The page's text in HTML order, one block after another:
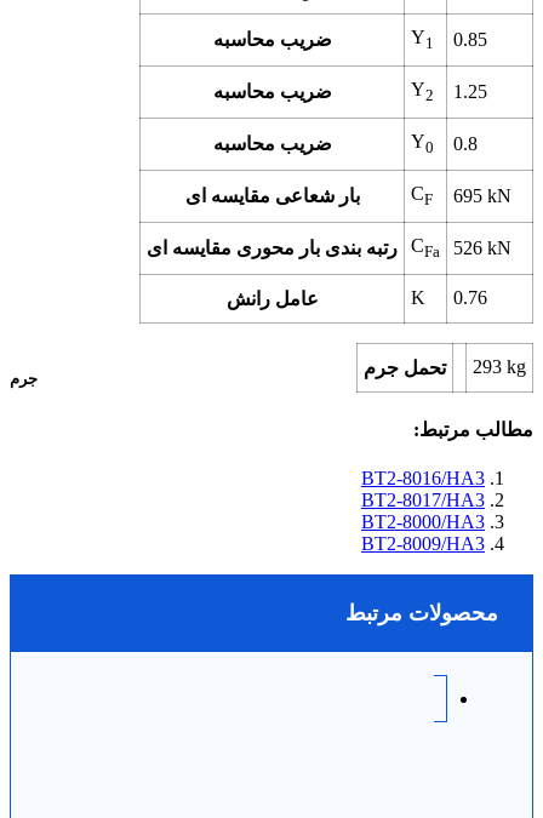
ضریب محاسبه Y1 0.85
ضریب محاسبه Y2 1.25
ضریب محاسبه Y0 0.8
بار شعاعی مقایسه ای CF 695 kN
رتبه بندی بار محوری مقایسه ای CFa 526 kN
عامل رانش K 0.76
جرم
تحمل جرم 293 kg
مطالب مرتبط:
BT2-8016/HA3
BT2-8017/HA3
BT2-8000/HA3
BT2-8009/HA3
محصولات مرتبط